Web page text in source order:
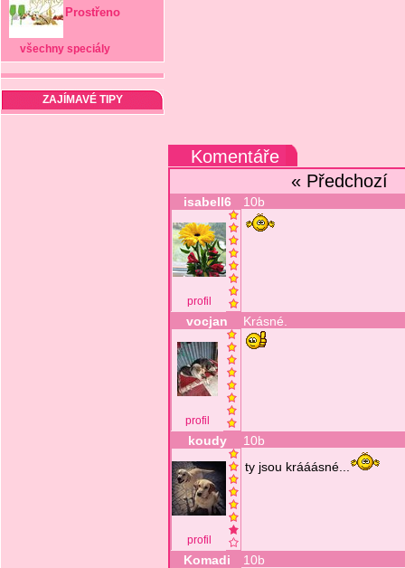
Prostřeno
všechny speciály
ZAJÍMAVÉ TIPY
Komentáře
« Předchozí
isabell6 10b
profil
vocjan Krásné.
profil
koudy 10b
profil
ty jsou krááásné...
Komadi 10b